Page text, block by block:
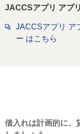
JACCSアプリ アプ
JACCSアプリ ア
ー はこちら
借入れは計画的に、